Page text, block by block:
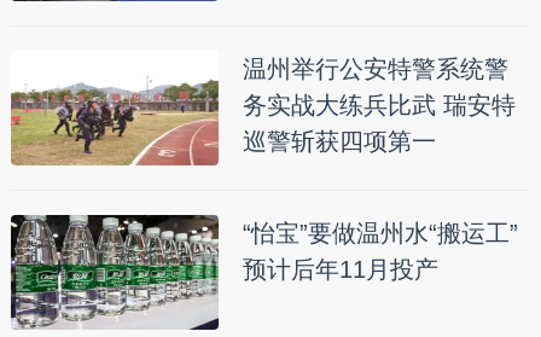
温州举行公安特警系统警
务实战大练兵比武 瑞安特
巡警斩获四项第一
“怡宝”要做温州水“搬运工”
预计后年11月投产